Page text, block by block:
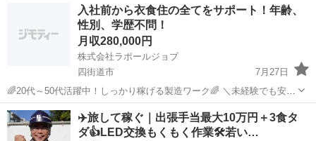
入社前から衣食住の全てをサポート！年齢、
性別、学歴不問！
月収280,000円
株式会社ラポールジョブ
四街道市
7月27日
🌈20代～50代活躍中！しっかり稼げる製造ワーク🌈 ＼未経験でも安心
スタート！高時給で安定収入を実現✨／ 【お仕事内容】 車両部品の製
造補助スタッフを募集します！ 難しい作業は一切ナシ！稼げるお仕事
です💪...
千葉 四街道市 機械 未経験
✈️旅して稼ぐ｜出張手当最大10万円＋3食タ
ダ👍LED交換もくもく作業🛠️若い…